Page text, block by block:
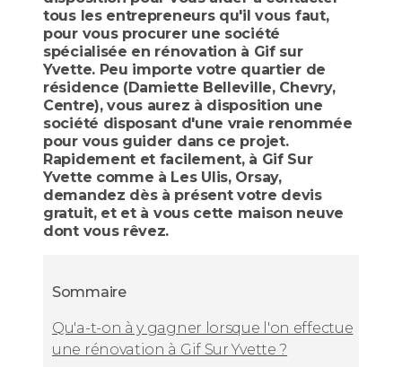
tous les entrepreneurs qu'il vous faut,
pour vous procurer une société
spécialisée en rénovation à Gif sur
Yvette. Peu importe votre quartier de
résidence (Damiette Belleville, Chevry,
Centre), vous aurez à disposition une
société disposant d'une vraie renommée
pour vous guider dans ce projet.
Rapidement et facilement, à Gif Sur
Yvette comme à Les Ulis, Orsay,
demandez dès à présent votre devis
gratuit, et et à vous cette maison neuve
dont vous rêvez.
Sommaire
Qu'a-t-on à y gagner lorsque l'on effectue
une rénovation à Gif Sur Yvette ?